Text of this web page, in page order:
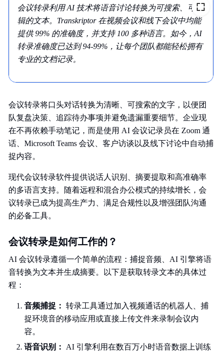
会议转录利用 AI 技术将语音讨论转换为可搜索、可编
辑的文本。Transkriptor 在视频会议和线下会议中均能
提供 99% 的准确度，并支持 100 多种语言。如今，AI
转录准确度已达到 94-99%，让每个团队都能轻松拥有
专业的文档记录。
会议转录将口头对话转换为清晰、可搜索的文字，以便团
队复盘决策、追踪待办事项并避免遗漏重要细节。企业现
在不再依赖手动笔记，而是使用 AI 会议记录员在 Zoom 通
话、Microsoft Teams 会议、客户访谈以及线下讨论中自动捕
捉内容。
现代会议转录软件提供说话人识别、摘要提取和高准确率
的多语言支持。随着远程和混合办公模式的持续增长，会
议转录已成为提高生产力、满足合规性以及增强团队沟通
的必备工具。
会议转录是如何工作的？
AI 会议转录遵循一个简单的流程：捕捉音频、AI 引擎将语
音转换为文本并生成摘要。以下是获取转录文本的具体过
程：
音频捕捉： 转录工具通过加入视频通话的机器人、捕
捉环境音的移动应用或直接上传文件来录制会议内
容。
语音识别： AI 引擎利用在数百万小时语音数据上训练